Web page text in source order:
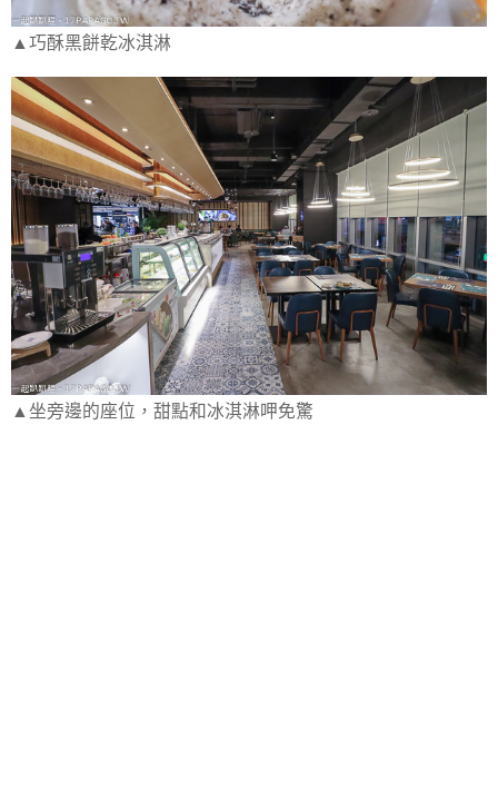
▲巧酥黑餅乾冰淇淋
▲坐旁邊的座位，甜點和冰淇淋呷免驚